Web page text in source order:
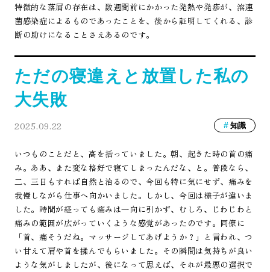
特徴的な落屑の存在は、数週間前にかかった発熱や発疹が、溶連
菌感染症によるものであったことを、後から証明してくれる、診
断の助けになることさえあるのです。
ただの寝違えと放置した私の
大失敗
2025.09.22 知識
いつものことだと、高を括っていました。朝、起きた時の首の痛
み。ああ、また変な格好で寝てしまったんだな、と。普段なら、
二、三日もすれば自然と治るので、今回も特に気にせず、痛みを
我慢しながら仕事へ向かいました。しかし、今回は様子が違いま
した。時間が経っても痛みは一向に引かず、むしろ、じわじわと
痛みの範囲が広がっていくような感覚があったのです。同僚に
「首、痛そうだね。マッサージしてあげようか？」と言われ、つ
い甘えて肩や首を揉んでもらいました。その瞬間は気持ちが良い
ような気がしましたが、後になって思えば、それが最悪の選択で